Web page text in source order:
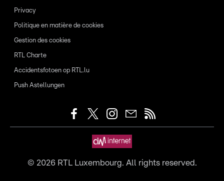
Privacy
Politique en matière de cookies
Gestion des cookies
RTL Charte
Accidentsfotoen op RTL.lu
Push Astellungen
© 2026RTL Luxembourg. All rights reserved.